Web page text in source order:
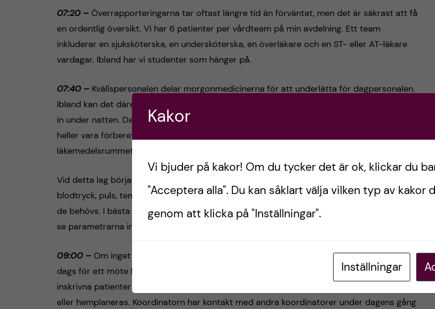
07:20 – Överrapporteringarna tar oftast längre tid än förväntat, men det är säkrast att få
en ordentlig översikt. Vi har 6 patienter per vårdteam på min avdelning. Ett team
inkluderar en sjuksköterska, en undersköterska, en överläkare och en ST- eller AT-läkare
vardagar. Ibland har vi studenter som hänger på.
07:40 – Kvällspersonalen delar morgonmedicinerna för att underlätta för dagpersonalen.
Ibland kan det däremot ske förändringar i läkemedelslistan, och nya patienter kan skrivas
in under natten. Det som ska dras upp från ampuller, spädas eller blandas kommer inte
heller vara förberett. Det är därför bra att kontrollera alla läkemedel innan man lämnar
läkemedelsrummet, så slipper man springa in och ut ur patientrummen.
Vid detta lag börjar undersköterskan ta vitala parametrar. Detta innebär kontroller som
blodtryck, puls, temperatur, andningsfrekvens och syresättning. Blodsockernivå mäts där
de behövs. I bästa fall går man in till patienterna samtidigt, så kan sjuksköterskan smidigt
se parametrarna innan läkemedel delas ut.
09:00 – Om inget avvikande sker har alla patienter fått läkemedel och frukost. Då är det
dags för ett möte framför ”patienttavlan”. Här går vi tillsammans snabbt igenom alla
inskrivna patienter med läkarna, för att se om vi har några som ska gå på undersökning
eller hemplaneras. Koordinatorn har kontakt med andra koordinatorer under dagens gång
Kakor
Vi bjuder på kakor! Om du tycker det är ok, klickar du
"Acceptera alla". Du kan såklart välja vilken typ av kakor
genom att klicka på "Inställningar".
Inställningar